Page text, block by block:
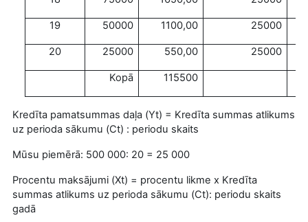
19 50000 1100,00 25000
20 25000 550,00 25000
Kopā 115500
Kredīta pamatsummas daļa (Yt) = Kredīta summas atlikums
uz perioda sākumu (Ct) : periodu skaits
Mūsu piemērā: 500 000: 20 = 25 000
Procentu maksājumi (Xt) = procentu likme x Kredīta
summas atlikums uz perioda sākumu (Ct): periodu skaits
gadā